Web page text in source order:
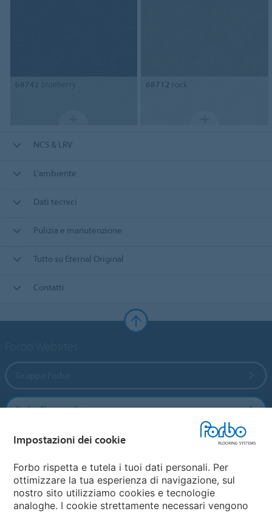
68742 blueberry 68712 rock
NCS & LRV
L'ambiente
Dati tecnici
Pulizia e manutenzione
Tutto su Eternal Original
Contatti
Forbo Flooring Systems
Forbo Movement Systems
Seleziona una nazione
Impostazioni dei cookie
Forbo rispetta e tutela i tuoi dati personali. Per
ottimizzare la tua esperienza di navigazione, sul
nostro sito utilizziamo cookies e tecnologie
analoghe. I cookie strettamente necessari vengono